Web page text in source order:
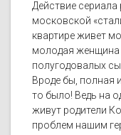
Действие
московской
квартире живет
молодая женщина
полугодовалых
Вроде бы, полная
то было! Ведь на
живут родители
проблем нашим